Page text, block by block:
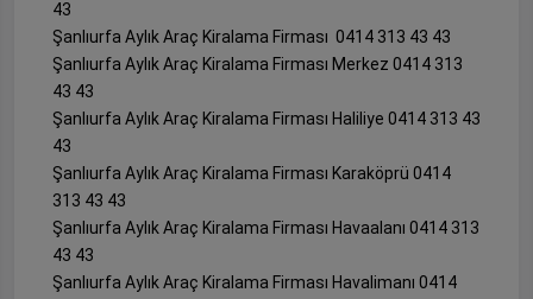
43
Şanlıurfa Aylık Araç Kiralama Firması 0414 313 43 43
Şanlıurfa Aylık Araç Kiralama Firması Merkez 0414 313
43 43
Şanlıurfa Aylık Araç Kiralama Firması Haliliye 0414 313 43
43
Şanlıurfa Aylık Araç Kiralama Firması Karaköprü 0414
313 43 43
Şanlıurfa Aylık Araç Kiralama Firması Havaalanı 0414 313
43 43
Şanlıurfa Aylık Araç Kiralama Firması Havalimanı 0414